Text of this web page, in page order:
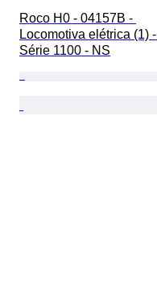
Roco H0 - 04157B -
Locomotiva elétrica (1) -
Série 1100 - NS